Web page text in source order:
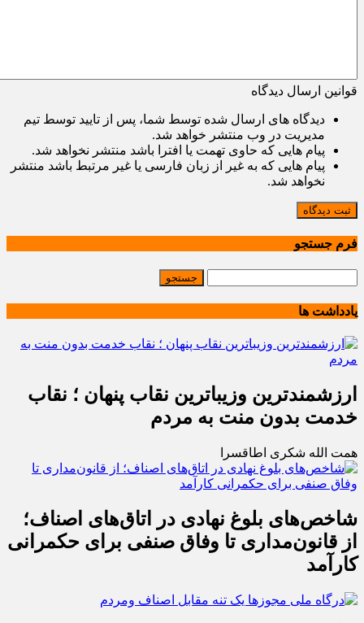
قوانین ارسال دیدگاه
دیدگاه های ارسال شده توسط شما، پس از تایید توسط تیم
مدیریت در وب منتشر خواهد شد.
پیام هایی که حاوی تهمت یا افترا باشد منتشر نخواهد شد.
پیام هایی که به غیر از زبان فارسی یا غیر مرتبط باشد منتشر
نخواهد شد.
ثبت دیدگاه
فرم جستجو
یادداشت ها
ارزشمندترین وزیباترین نقاب پنهان ؛ نقاب
خدمت بدون منت به مردم
همت الله شکری اطاقسرا
شاخص‌های بلوغ نهادی در اتاق‌های اصناف؛
از قانون‌مداری تا وفاق صنفی برای حکمرانی
کارآمد